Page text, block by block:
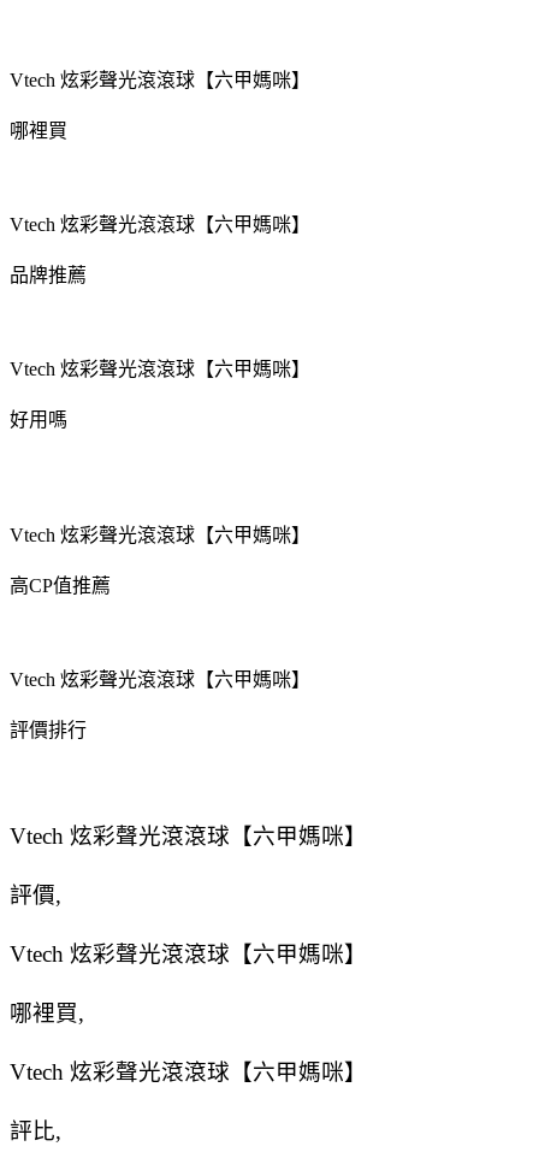
Vtech 炫彩聲光滾滾球【六甲媽咪】
哪裡買
Vtech 炫彩聲光滾滾球【六甲媽咪】
品牌推薦
Vtech 炫彩聲光滾滾球【六甲媽咪】
好用嗎
Vtech 炫彩聲光滾滾球【六甲媽咪】
高CP值推薦
Vtech 炫彩聲光滾滾球【六甲媽咪】
評價排行
Vtech 炫彩聲光滾滾球【六甲媽咪】
評價,
Vtech 炫彩聲光滾滾球【六甲媽咪】
哪裡買,
Vtech 炫彩聲光滾滾球【六甲媽咪】
評比,